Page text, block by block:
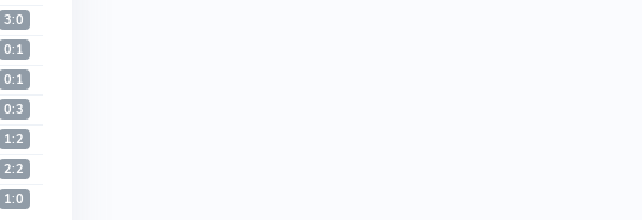
3:0
0:1
0:1
0:3
1:2
2:2
1:0